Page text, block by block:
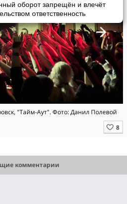
оборот запрещён и влечёт
ответственность
"Тайм-Аут". Фото: Данил Полевой
комментарии